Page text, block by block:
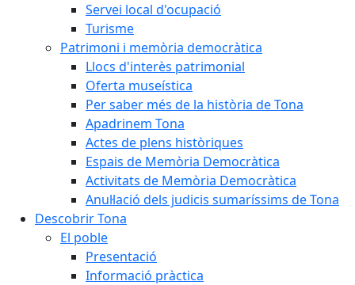
Servei local d'ocupació
Turisme
Patrimoni i memòria democràtica
Llocs d'interès patrimonial
Oferta museística
Per saber més de la història de Tona
Apadrinem Tona
Actes de plens històriques
Espais de Memòria Democràtica
Activitats de Memòria Democràtica
Anul·lació dels judicis sumaríssims de Tona
Descobrir Tona
El poble
Presentació
Informació pràctica